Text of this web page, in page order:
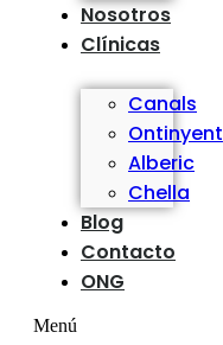
Nosotros
Clínicas
Canals
Ontinyent
Alberic
Chella
Blog
Contacto
ONG
Menú